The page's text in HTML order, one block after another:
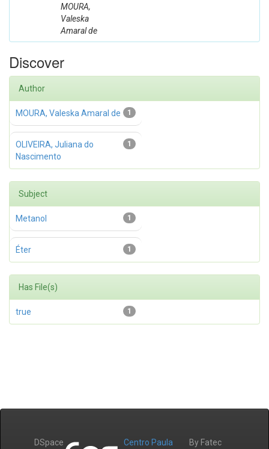
MOURA,
Valeska
Amaral de
Discover
Author
1
MOURA, Valeska Amaral de
1
OLIVEIRA, Juliana do
Nascimento
Subject
1
Metanol
1
Éter
Has File(s)
1
true
DSpace
Centro Paula
By Fatec